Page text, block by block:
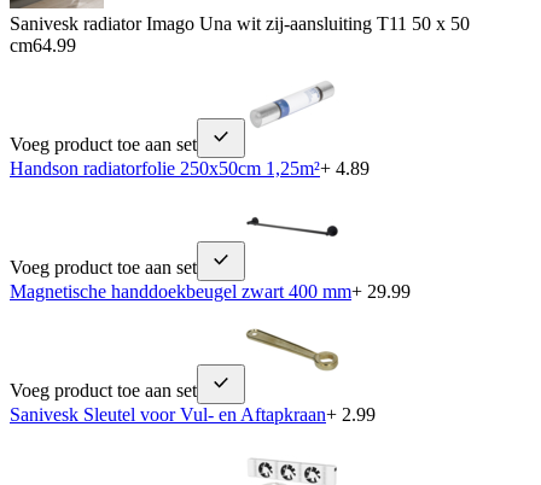
Sanivesk radiator Imago Una wit zij-aansluiting T11 50 x 50
cm64.99
Voeg product toe aan set
Handson radiatorfolie 250x50cm 1,25m²+ 4.89
Voeg product toe aan set
Magnetische handdoekbeugel zwart 400 mm+ 29.99
Voeg product toe aan set
Sanivesk Sleutel voor Vul- en Aftapkraan+ 2.99